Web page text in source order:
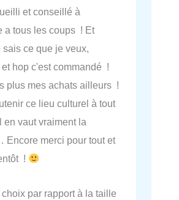
et conseillé à
a tous les coups ! Et
sais ce que je veux,
hop c'est commandé !
plus mes achats ailleurs !
ce lieu culturel à tout
en vaut vraiment la
merci pour tout et
!
par rapport à la taille